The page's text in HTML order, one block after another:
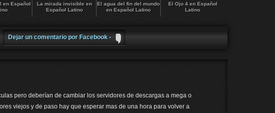
en Español
La mirada invisible en
Español Latino
El agua del fin del mundo
en Español Latino
El Ojo 4 en Español
Latino
Dejar un comentario por Facebook -
pero deberían de cambiar los servidores de descargas a mega o
viejos y de paso hay que esperar mas de una hora para volver a